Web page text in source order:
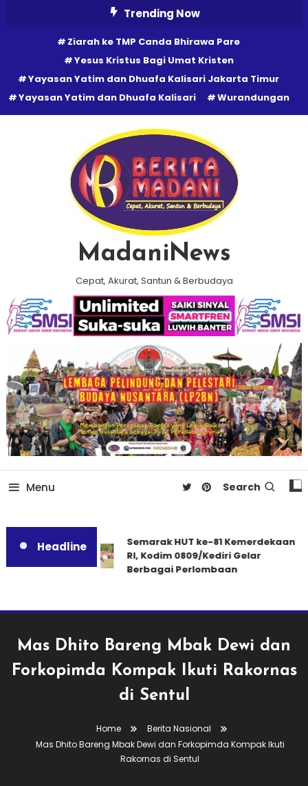
Trending Now
Ziarah ke TMP Canda Bhirawa Pare
Yesus Kristus Bagi Umat Kristen
Yayasan Yatim dan Dhuafa Kalisari Jakarta Timur
Yayasan Yatim dan Dhuafa Kalisari
Wurandungan
MadaniNews
Cepat, Akurat, Santun & Berbudaya
Menu Search
Headline
Semarak HUT ke-81 Kemerdekaan
RI, Kodim 0809/Kediri Gelar
Berbagai Perlombaan
Mas Dhito Bareng Mbak Dewi dan
Forkopimda Kompak Ikuti Rakornas
di Sentul
Home
Berita Nasional
Mas Dhito Bareng Mbak Dewi dan Forkopimda Kompak Ikuti
Rakornas di Sentul